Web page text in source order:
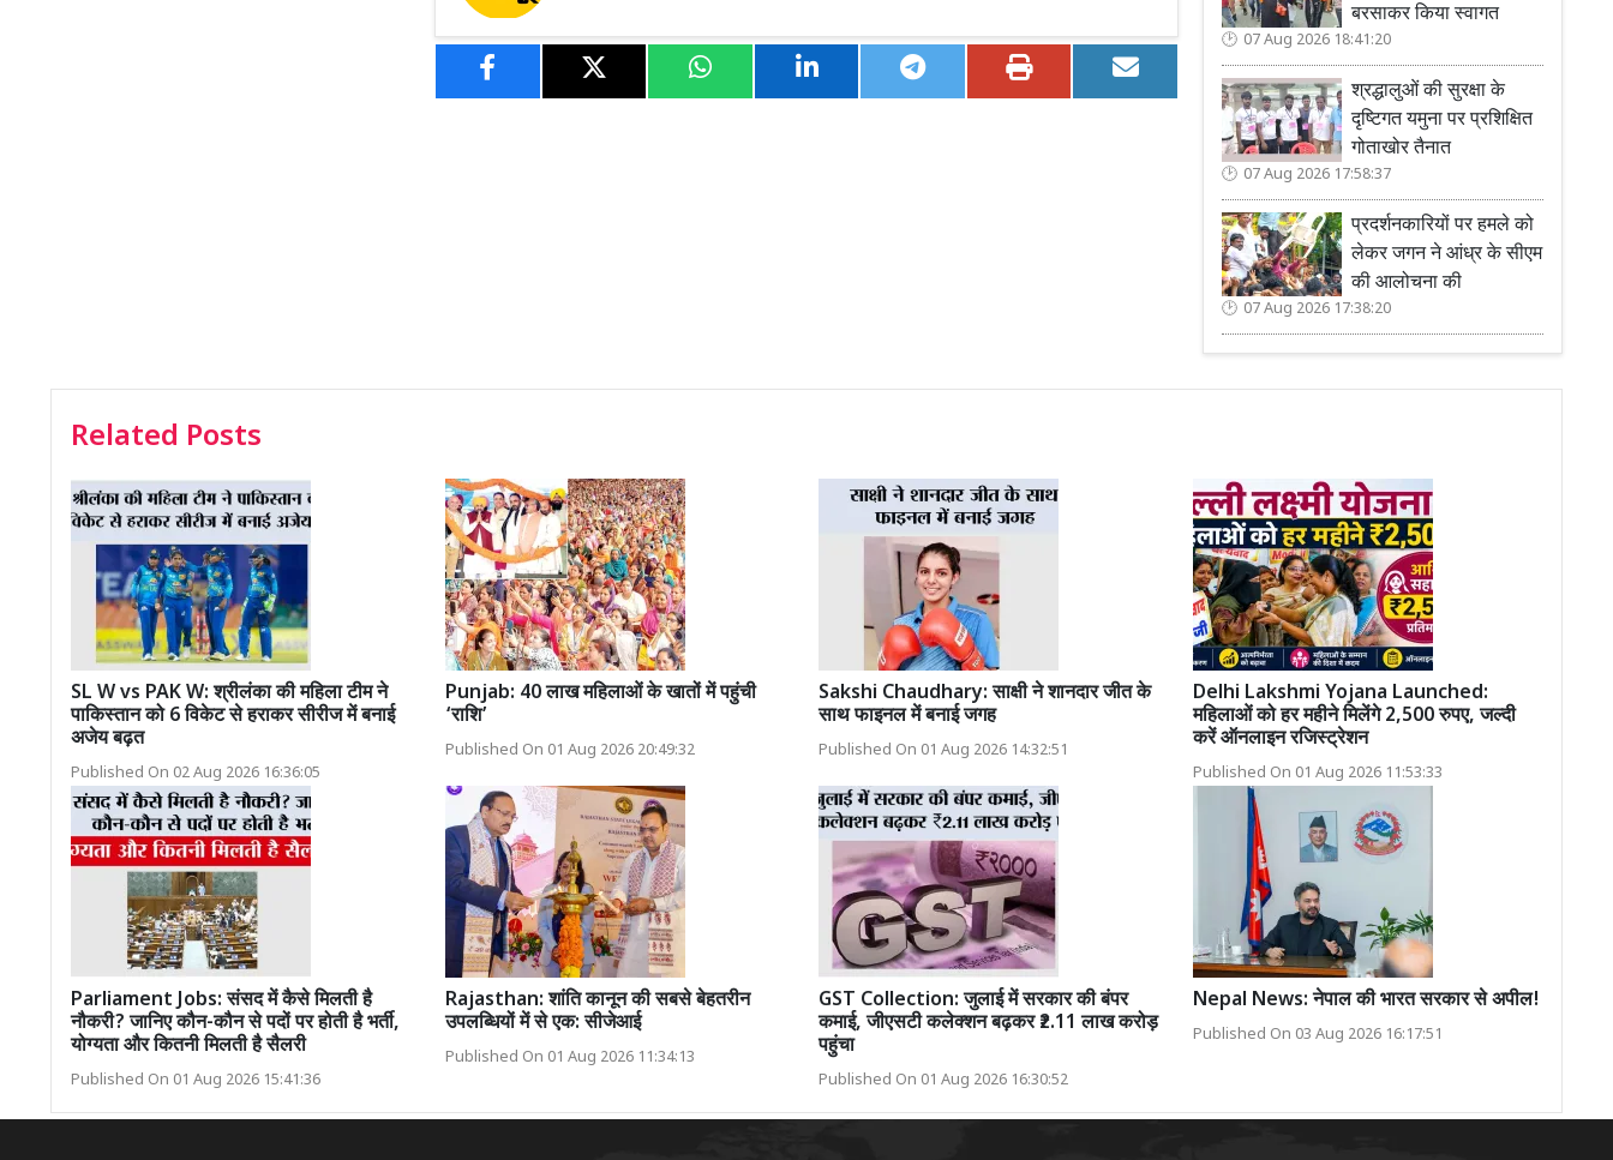
बरसाकर किया स्वागत
07 Aug 2026 18:41:20
श्रद्धालुओं की सुरक्षा के
दृष्टिगत यमुना पर प्रशिक्षित
गोताखोर तैनात
07 Aug 2026 17:58:37
प्रदर्शनकारियों पर हमले को
लेकर जगन ने आंध्र के सीएम
की आलोचना की
07 Aug 2026 17:38:20
Related Posts
SL W vs PAK W: श्रीलंका की महिला टीम ने
पाकिस्तान को 6 विकेट से हराकर सीरीज में बनाई
अजेय बढ़त
Published On 02 Aug 2026 16:36:05
Punjab: 40 लाख महिलाओं के खातों में पहुंची
‘राशि’
Published On 01 Aug 2026 20:49:32
Sakshi Chaudhary: साक्षी ने शानदार जीत के
साथ फाइनल में बनाई जगह
Published On 01 Aug 2026 14:32:51
Delhi Lakshmi Yojana Launched:
महिलाओं को हर महीने मिलेंगे 2,500 रुपए, जल्दी
करें ऑनलाइन रजिस्ट्रेशन
Published On 01 Aug 2026 11:53:33
Parliament Jobs: संसद में कैसे मिलती है
नौकरी? जानिए कौन-कौन से पदों पर होती है भर्ती,
योग्यता और कितनी मिलती है सैलरी
Published On 01 Aug 2026 15:41:36
Rajasthan: शांति कानून की सबसे बेहतरीन
उपलब्धियों में से एक: सीजेआई
Published On 01 Aug 2026 11:34:13
GST Collection: जुलाई में सरकार की बंपर
कमाई, जीएसटी कलेक्शन बढ़कर ₹2.11 लाख करोड़
पहुंचा
Published On 01 Aug 2026 16:30:52
Nepal News: नेपाल की भारत सरकार से अपील!
Published On 03 Aug 2026 16:17:51